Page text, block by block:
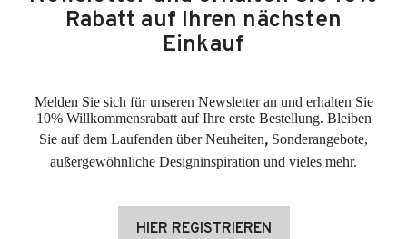
Rabatt auf Ihren nächsten
Einkauf
Melden Sie sich für unseren Newsletter an und erhalten Sie
10% Willkommensrabatt auf Ihre erste Bestellung. Bleiben
Sie auf dem Laufenden über Neuheiten, Sonderangebote,
außergewöhnliche Designinspiration und vieles mehr.
HIER REGISTRIEREN